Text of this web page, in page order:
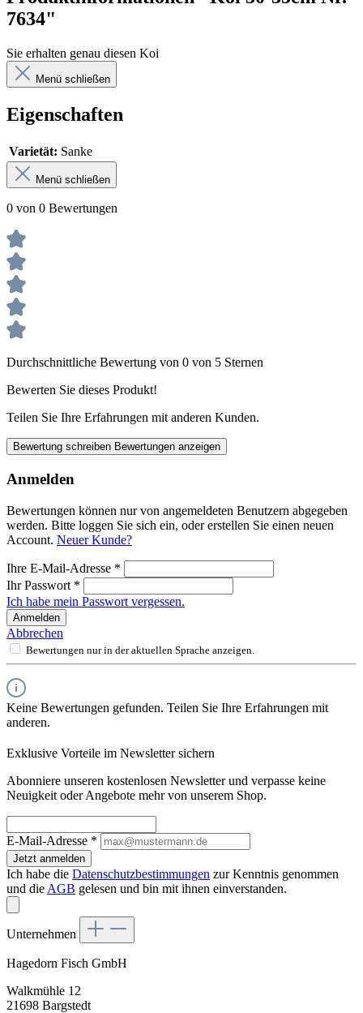
7634"
Sie erhalten genau diesen Koi
Menü schließen
Eigenschaften
Varietät: Sanke
Menü schließen
0 von 0 Bewertungen
Durchschnittliche Bewertung von 0 von 5 Sternen
Bewerten Sie dieses Produkt!
Teilen Sie Ihre Erfahrungen mit anderen Kunden.
Bewertung schreiben Bewertungen anzeigen
Anmelden
Bewertungen können nur von angemeldeten Benutzern abgegeben
werden. Bitte loggen Sie sich ein, oder erstellen Sie einen neuen
Account. Neuer Kunde?
Ihre E-Mail-Adresse *
Ihr Passwort *
Ich habe mein Passwort vergessen.
Anmelden
Abbrechen
Bewertungen nur in der aktuellen Sprache anzeigen.
Keine Bewertungen gefunden. Teilen Sie Ihre Erfahrungen mit
anderen.
Exklusive Vorteile im Newsletter sichern
Abonniere unseren kostenlosen Newsletter und verpasse keine
Neuigkeit oder Angebote mehr von unserem Shop.
E-Mail-Adresse *
Jetzt anmelden
Ich habe die Datenschutzbestimmungen zur Kenntnis genommen
und die AGB gelesen und bin mit ihnen einverstanden.
Unternehmen
Hagedorn Fisch GmbH
Walkmühle 12
21698 Bargstedt